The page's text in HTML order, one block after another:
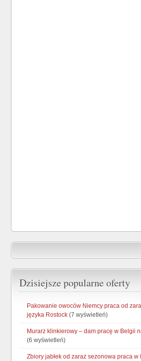
Dzisiejsze popularne oferty
Pakowanie owoców Niemcy praca od
języka Rostock (7 wyświetleń)
Murarz klinkierowy – dam pracę w Belgii
(6 wyświetleń)
Zbiory jabłek od zaraz sezonowa praca